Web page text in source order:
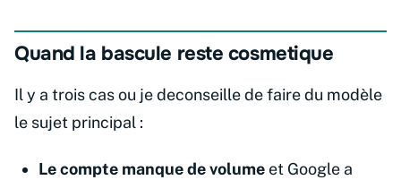
Quand la bascule reste cosmetique
Il y a trois cas ou je deconseille de faire du modèle
le sujet principal :
Le compte manque de volume et Google a